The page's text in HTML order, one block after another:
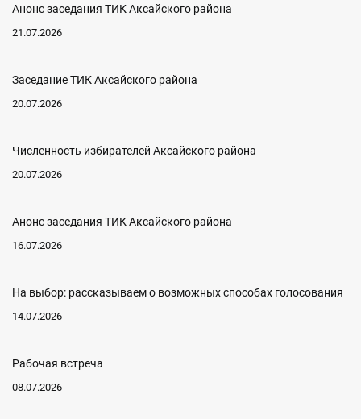
Анонс заседания ТИК Аксайского района
21.07.2026
Заседание ТИК Аксайского района
20.07.2026
Численность избирателей Аксайского района
20.07.2026
Анонс заседания ТИК Аксайского района
16.07.2026
На выбор: рассказываем о возможных способах голосования
14.07.2026
Рабочая встреча
08.07.2026